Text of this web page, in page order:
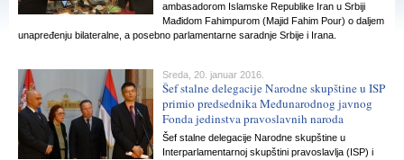
ambasadorom Islamske Republike Iran u Srbiji
Mađidom Fahimpurom (Majid Fahim Pour) o daljem
unapređenju bilateralne, a posebno parlamentarne saradnje Srbije i Irana.
Sreda, 20. januar 2016.
Šef stalne delegacije Narodne skupštine u ISP
primio predsednika Međunarodnog javnog
Fonda jedinstva pravoslavnih naroda
Šef stalne delegacije Narodne skupštine u
Interparlamentarnoj skupštini pravoslavlja (ISP) i